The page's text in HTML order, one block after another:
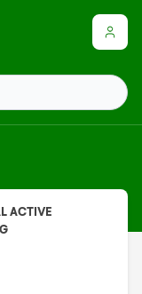
ACTIVE